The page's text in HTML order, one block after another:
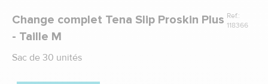
Change complet Tena Slip Proskin Plus
- Taille M
Sac de 30 unités
Ref.:
118366